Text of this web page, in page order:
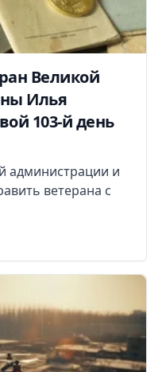
Великой
Илья
103-й день
администрации и
ветерана с